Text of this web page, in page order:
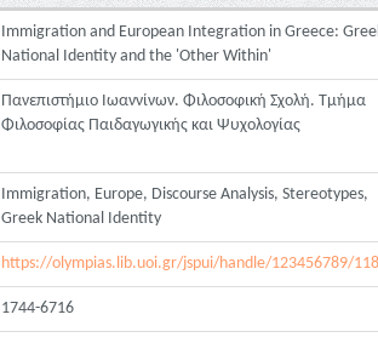
Immigration and European Integration in Greece:
National Identity and the 'Other Within'
Πανεπιστήμιο Ιωαννίνων. Φιλοσοφική Σχολή. Τμήμα
Φιλοσοφίας Παιδαγωγικής και Ψυχολογίας
Immigration, Europe, Discourse Analysis, Stereotypes,
Greek National Identity
https://olympias.lib.uoi.gr/jspui/handle/123456789/
1744-6716